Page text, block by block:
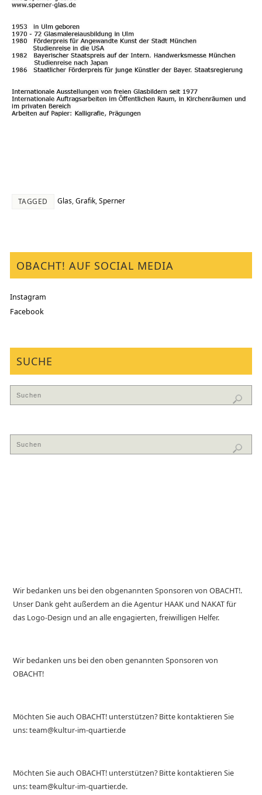
TAGGED Glas,Grafik,Sperner
OBACHT! AUF SOCIAL MEDIA
Instagram
Facebook
SUCHE
Wir bedanken uns bei den obgenannten Sponsoren von OBACHT!.
Unser Dank geht außerdem an die Agentur HAAK und NAKAT für
das Logo-Design und an alle engagierten, freiwilligen Helfer.
Wir bedanken uns bei den oben genannten Sponsoren von
OBACHT!
Möchten Sie auch OBACHT! unterstützen? Bitte kontaktieren Sie
uns: team@kultur-im-quartier.de
Möchten Sie auch OBACHT! unterstützen? Bitte kontaktieren Sie
uns: team@kultur-im-quartier.de.